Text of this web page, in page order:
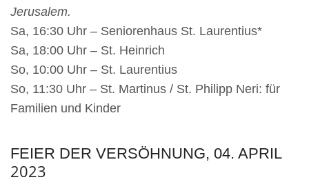
Jerusalem.
Sa, 16:30 Uhr – Seniorenhaus St. Laurentius*
Sa, 18:00 Uhr – St. Heinrich
So, 10:00 Uhr – St. Laurentius
So, 11:30 Uhr – St. Martinus / St. Philipp Neri: für
Familien und Kinder
FEIER DER VERSÖHNUNG, 04. APRIL
2023